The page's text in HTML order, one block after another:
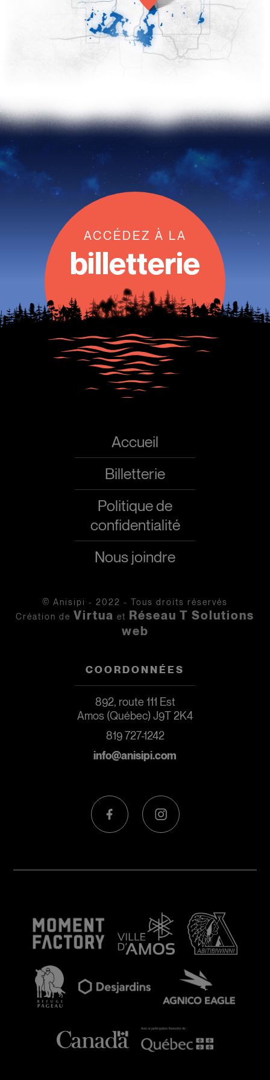
ACCÉDEZ À LA
billetterie
Accueil
Billetterie
Politique de
confidentialité
Nous joindre
© Anisipi - 2022 - Tous droits réservés
Création de Virtua et Réseau T Solutions
web
COORDONNÉES
892, route 111 Est
Amos (Québec) J9T 2K4
819 727-1242
info@anisipi.com